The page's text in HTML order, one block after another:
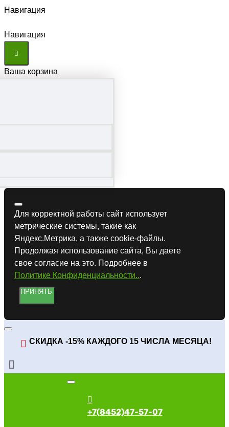
Навигация
Навигация
Ваша корзина
Для корректной работы сайт использует
метрические системы, такие как
Яндекс.Метрика, а также cookie-файлы.
Продолжая использование сайта, Вы даете
свое согласие на это. Подробнее в
Политике Конфиденциальности...
ПРИНЯТЬ
СКИДКА -15% КАЖДОГО 15 ЧИСЛА МЕСЯЦА!
+7(8452)47-57-07